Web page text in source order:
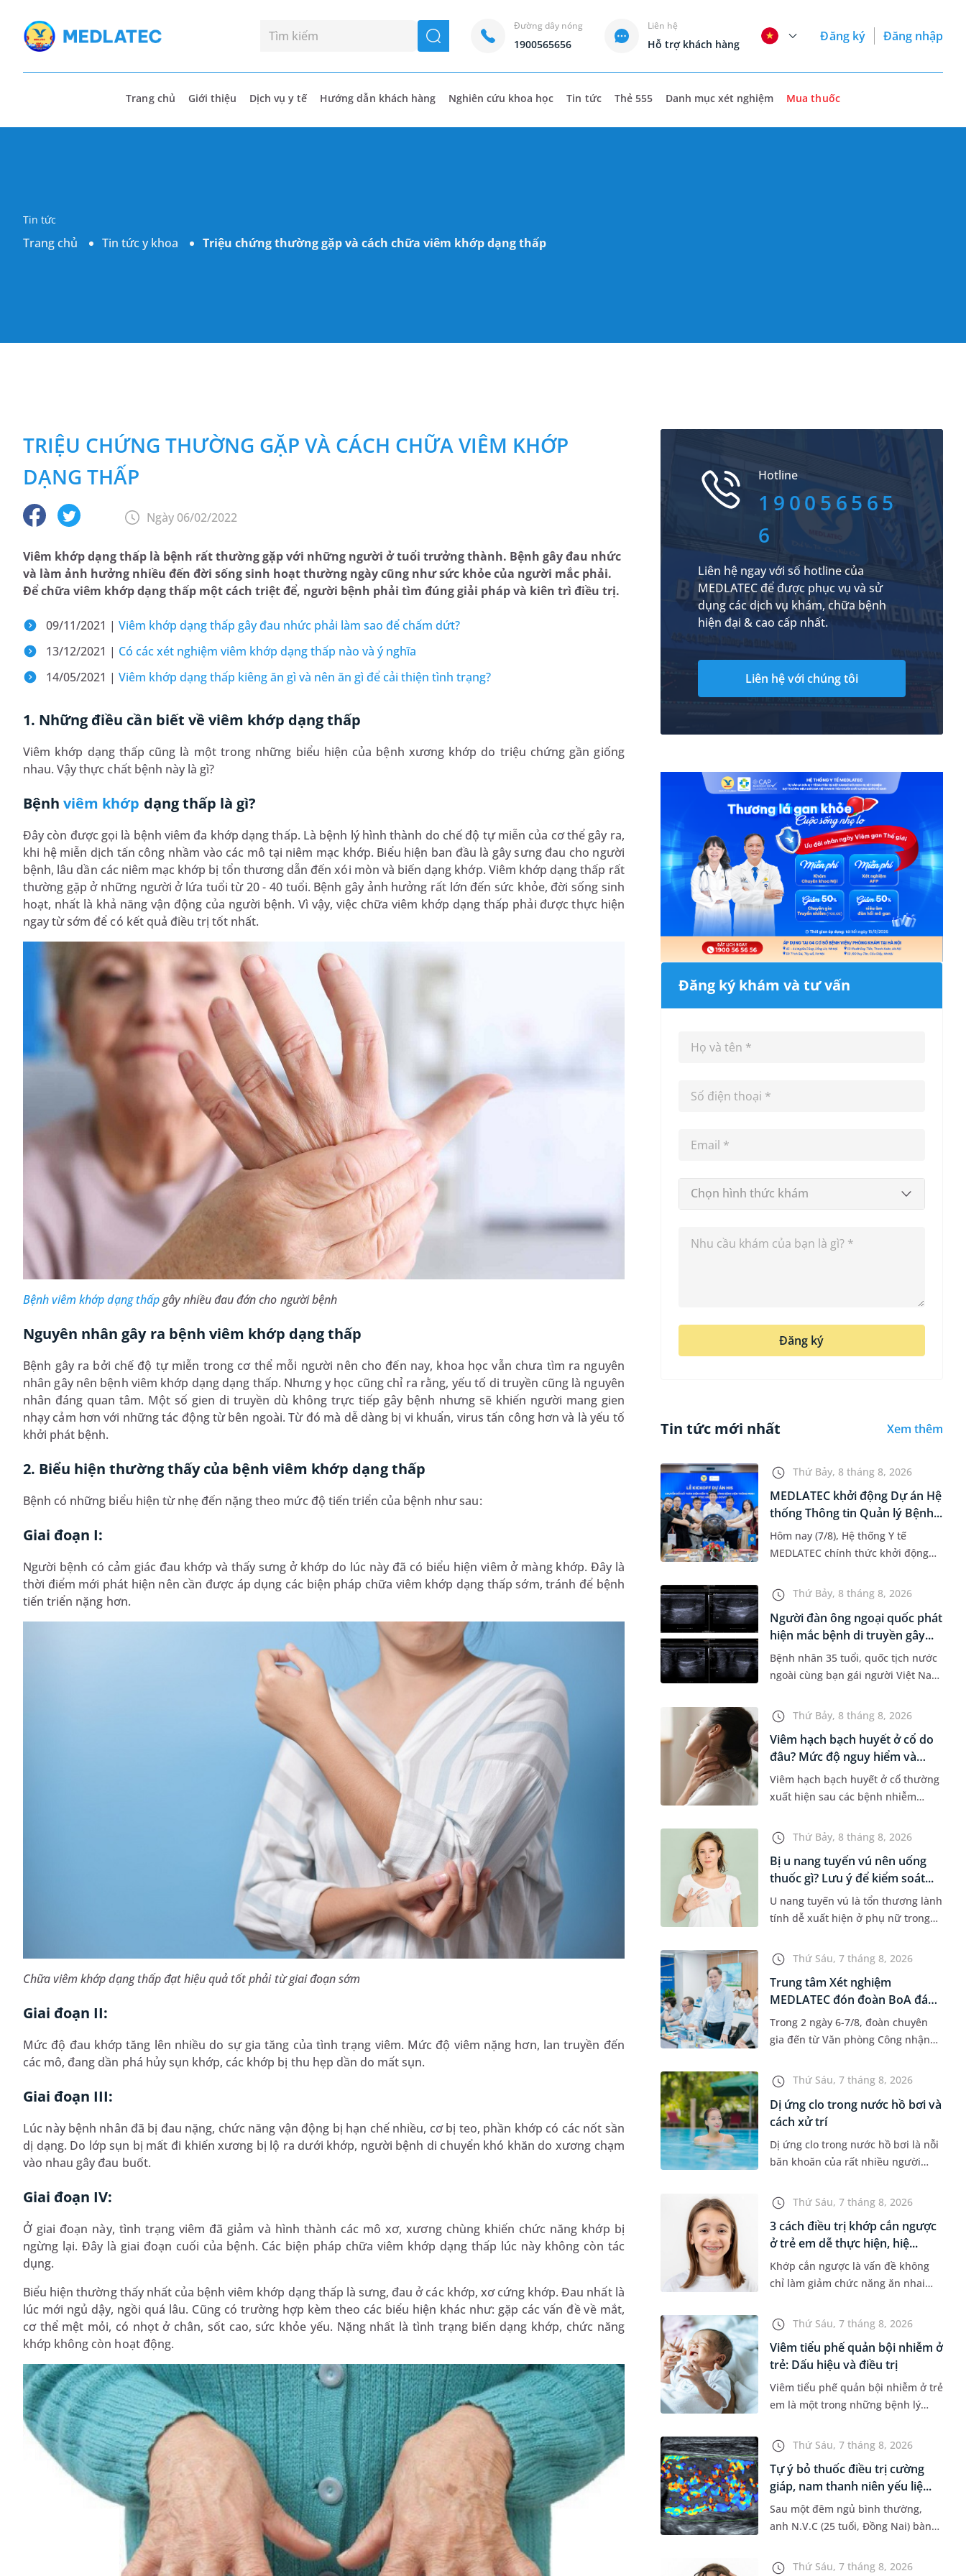
seach
Đường dây nóng
1900565656
Liên hệ
Hỗ trợ khách hàng
Đăng ký Đăng nhập
Trang chủ Giới thiệu Dịch vụ y tế Hướng dẫn khách hàng Nghiên cứu khoa học Tin tức Thẻ 555 Danh mục xét nghiệm Mua thuốc
Tin tức
Trang chủ Tin tức y khoa Triệu chứng thường gặp và cách chữa viêm khớp dạng thấp
TRIỆU CHỨNG THƯỜNG GẶP VÀ CÁCH CHỮA VIÊM KHỚP
DẠNG THẤP
Ngày 06/02/2022
Viêm khớp dạng thấp là bệnh rất thường gặp với những người ở tuổi trưởng thành. Bệnh gây đau nhức
và làm ảnh hưởng nhiều đến đời sống sinh hoạt thường ngày cũng như sức khỏe của người mắc phải.
Để chữa viêm khớp dạng thấp một cách triệt để, người bệnh phải tìm đúng giải pháp và kiên trì điều trị.
09/11/2021 | Viêm khớp dạng thấp gây đau nhức phải làm sao để chấm dứt?
13/12/2021 | Có các xét nghiệm viêm khớp dạng thấp nào và ý nghĩa
14/05/2021 | Viêm khớp dạng thấp kiêng ăn gì và nên ăn gì để cải thiện tình trạng?
1. Những điều cần biết về viêm khớp dạng thấp
Viêm khớp dạng thấp cũng là một trong những biểu hiện của bệnh xương khớp do triệu chứng gần giống
nhau. Vậy thực chất bệnh này là gì?
Bệnhviêm khớp dạng thấp là gì?
Đây còn được gọi là bệnh viêm đa khớp dạng thấp. Là bệnh lý hình thành do chế độ tự miễn của cơ thể gây ra,
khi hệ miễn dịch tấn công nhầm vào các mô tại niêm mạc khớp. Biểu hiện ban đầu là gây sưng đau cho người
bệnh, lâu dần các niêm mạc khớp bị tổn thương dẫn đến xói mòn và biến dạng khớp. Viêm khớp dạng thấp rất
thường gặp ở những người ở lứa tuổi từ 20 - 40 tuổi. Bệnh gây ảnh hưởng rất lớn đến sức khỏe, đời sống sinh
hoạt, nhất là khả năng vận động của người bệnh. Vì vậy, việc chữa viêm khớp dạng thấp phải được thực hiện
ngay từ sớm để có kết quả điều trị tốt nhất.
Bệnh viêm khớp dạng thấpgây nhiều đau đớn cho người bệnh
Nguyên nhân gây ra bệnh viêm khớp dạng thấp
Bệnh gây ra bởi chế độ tự miễn trong cơ thể mỗi người nên cho đến nay, khoa học vẫn chưa tìm ra nguyên
nhân gây nên bệnh viêm khớp dạng dạng thấp. Nhưng y học cũng chỉ ra rằng, yếu tố di truyền cũng là nguyên
nhân đáng quan tâm. Một số gien di truyền dù không trực tiếp gây bệnh nhưng sẽ khiến người mang gien
nhạy cảm hơn với những tác động từ bên ngoài. Từ đó mà dễ dàng bị vi khuẩn, virus tấn công hơn và là yếu tố
khởi phát bệnh.
2. Biểu hiện thường thấy của bệnh viêm khớp dạng thấp
Bệnh có những biểu hiện từ nhẹ đến nặng theo mức độ tiến triển của bệnh như sau:
Giai đoạn I:
Người bệnh có cảm giác đau khớp và thấy sưng ở khớp do lúc này đã có biểu hiện viêm ở màng khớp. Đây là
thời điểm mới phát hiện nên cần được áp dụng các biện pháp chữa viêm khớp dạng thấp sớm, tránh để bệnh
tiến triển nặng hơn.
Chữa viêm khớp dạng thấp đạt hiệu quả tốt phải từ giai đoạn sớm
Giai đoạn II:
Mức độ đau khớp tăng lên nhiều do sự gia tăng của tình trạng viêm. Mức độ viêm nặng hơn, lan truyền đến
các mô, đang dần phá hủy sụn khớp, các khớp bị thu hẹp dần do mất sụn.
Giai đoạn III:
Lúc này bệnh nhân đã bị đau nặng, chức năng vận động bị hạn chế nhiều, cơ bị teo, phần khớp có các nốt sần
dị dạng. Do lớp sụn bị mất đi khiến xương bị lộ ra dưới khớp, người bệnh di chuyển khó khăn do xương chạm
vào nhau gây đau buốt.
Giai đoạn IV:
Ở giai đoạn này, tình trạng viêm đã giảm và hình thành các mô xơ, xương chùng khiến chức năng khớp bị
ngừng lại. Đây là giai đoạn cuối của bệnh. Các biện pháp chữa viêm khớp dạng thấp lúc này không còn tác
dụng.
Biểu hiện thường thấy nhất của bệnh viêm khớp dạng thấp là sưng, đau ở các khớp, xơ cứng khớp. Đau nhất là
lúc mới ngủ dậy, ngồi quá lâu. Cũng có trường hợp kèm theo các biểu hiện khác như: gặp các vấn đề về mắt,
cơ thể mệt mỏi, có nhọt ở chân, sốt cao, sức khỏe yếu. Nặng nhất là tình trạng biến dạng khớp, chức năng
khớp không còn hoạt động.
Hotline
190056565
6
Liên hệ ngay với số hotline của
MEDLATEC để được phục vụ và sử
dụng các dịch vụ khám, chữa bệnh
hiện đại & cao cấp nhất.
Liên hệ với chúng tôi
Đăng ký khám và tư vấn
Chọn hình thức khám
Đăng ký
Tin tức mới nhất Xem thêm
Thứ Bảy, 8 tháng 8, 2026
MEDLATEC khởi động Dự án Hệ
thống Thông tin Quản lý Bệnh...
Hôm nay (7/8), Hệ thống Y tế
MEDLATEC chính thức khởi động
Bệnh viện (HIS - Hospital
Information System) giai đoạn mới.
Dự á...
Thứ Bảy, 8 tháng 8, 2026
Người đàn ông ngoại quốc phát
hiện mắc bệnh di truyền gây...
Bệnh nhân 35 tuổi, quốc tịch nước
ngoài cùng bạn gái người Việt Nam
hôn nhân. Qua thăm khám và làm
các xét nghiệm chuyên sâu,...
Thứ Bảy, 8 tháng 8, 2026
Viêm hạch bạch huyết ở cổ do
đâu? Mức độ nguy hiểm và
phư...
Viêm hạch bạch huyết ở cổ thường
xuất hiện sau các bệnh nhiễm
đến lao hạch hoặc ung thư. Để tìm
hiểu nguyên nhân gây viêm,...
Thứ Bảy, 8 tháng 8, 2026
Bị u nang tuyến vú nên uống
thuốc gì? Lưu ý để kiểm soát...
U nang tuyến vú là tổn thương lành
tính dễ xuất hiện ở phụ nữ trong
mắc bệnh, nhiều người thường
băn khoăn u nang tuyến v...
Thứ Sáu, 7 tháng 8, 2026
Trung tâm Xét nghiệm
MEDLATEC đón đoàn BoA đánh
giá giám...
Trong 2 ngày 6-7/8, đoàn chuyên
gia đến từ Văn phòng Công nhận
nhận và đánh giá cao nỗ lực duy trì
hệ thống quản lý chất lượ...
Thứ Sáu, 7 tháng 8, 2026
Dị ứng clo trong nước hồ bơi và
cách xử trí
Dị ứng clo trong nước hồ bơi là nỗi
băn khoăn của rất nhiều người
trường hợp thường xuyên bơi ở
những hồ bơi nhân tạo. Bài v...
Thứ Sáu, 7 tháng 8, 2026
3 cách điều trị khớp cắn ngược
ở trẻ em dễ thực hiện, hiệ...
Khớp cắn ngược là vấn đề không
chỉ làm giảm chức năng ăn nhai
đối của khuôn mặt. Do đó, cần khắc
phục sớm tình trạng này để...
Thứ Sáu, 7 tháng 8, 2026
Viêm tiểu phế quản bội nhiễm ở
trẻ: Dấu hiệu và điều trị
Viêm tiểu phế quản bội nhiễm ở trẻ
em là một trong những bệnh lý
bùng phát vào thời điểm giao mùa.
Khi những tổn thương ban đầ...
Thứ Sáu, 7 tháng 8, 2026
Tự ý bỏ thuốc điều trị cường
giáp, nam thanh niên yếu liệ...
Sau một đêm ngủ bình thường,
anh N.V.C (25 tuổi, Đồng Nai) bàng
không thể vận động đi lại được. Kết
Thứ Sáu, 7 tháng 8, 2026